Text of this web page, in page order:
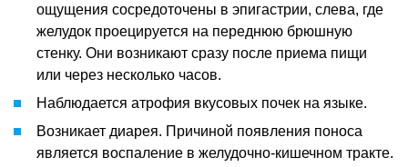
ощущения сосредоточены в эпигастрии, слева, где
желудок проецируется на переднюю брюшную
стенку. Они возникают сразу после приема пищи
или через несколько часов.
Наблюдается атрофия вкусовых почек на языке.
Возникает диарея. Причиной появления поноса
является воспаление в желудочно-кишечном тракте.